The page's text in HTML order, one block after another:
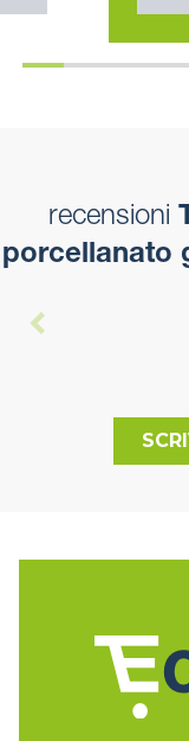
recensioni
porcellanato